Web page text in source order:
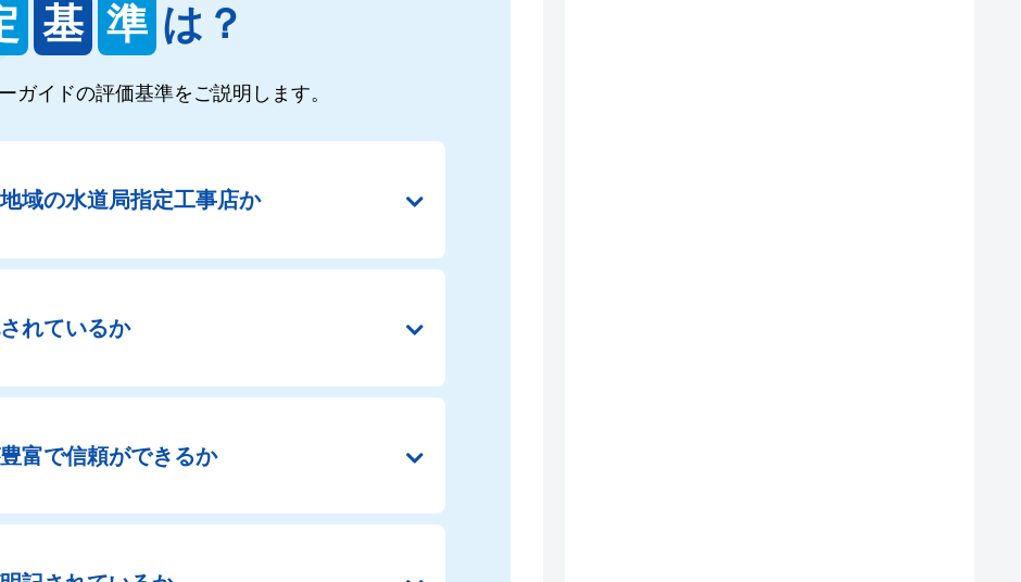
基 準 は？
ガイドの評価基準をご説明します。
域の水道局指定工事店か
れているか
富で信頼ができるか